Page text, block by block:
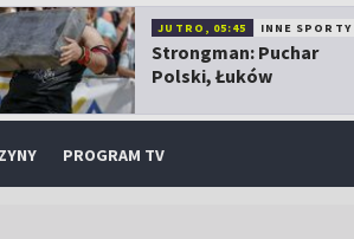
JUTRO, 05:45 INNE SPORTY
Strongman: Puchar
Polski, Łuków
PROGRAM TV